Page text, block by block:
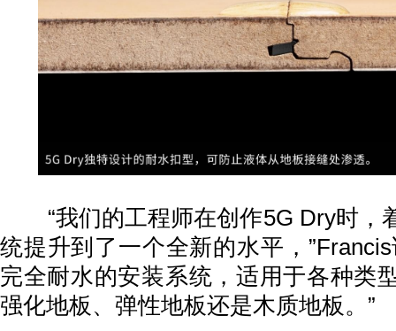
“我们的工程师在创作5G Dry时，
统提升到了一个全新的水平，
完全耐水的安装系统，适用于各种类
强化地板、弹性地板还是木质地板。”